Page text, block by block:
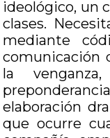
ideológico, un
clases.
mediante
comunicación
la
elaboración
que ocurre